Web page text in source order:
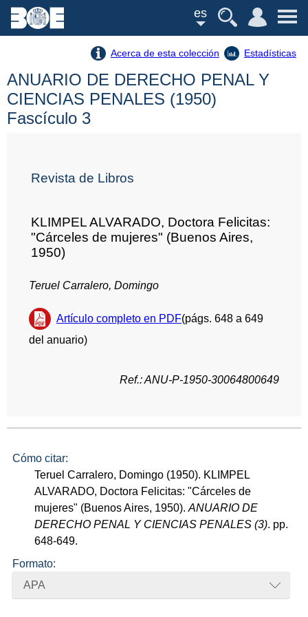
es
Acerca de esta colección Estadísticas
ANUARIO DE DERECHO PENAL Y
CIENCIAS PENALES (1950)
Fascículo 3
Revista de Libros
KLIMPEL ALVARADO, Doctora Felicitas:
"Cárceles de mujeres" (Buenos Aires,
1950)
Teruel Carralero, Domingo
Artículo completo en PDF(págs. 648 a 649
del anuario)
Ref.: ANU-P-1950-30064800649
Cómo citar:
Teruel Carralero, Domingo (1950). KLIMPEL
ALVARADO, Doctora Felicitas: "Cárceles de
mujeres" (Buenos Aires, 1950).ANUARIO DE
DERECHO PENAL Y CIENCIAS PENALES (3). pp.
648-649.
Formato:
APA